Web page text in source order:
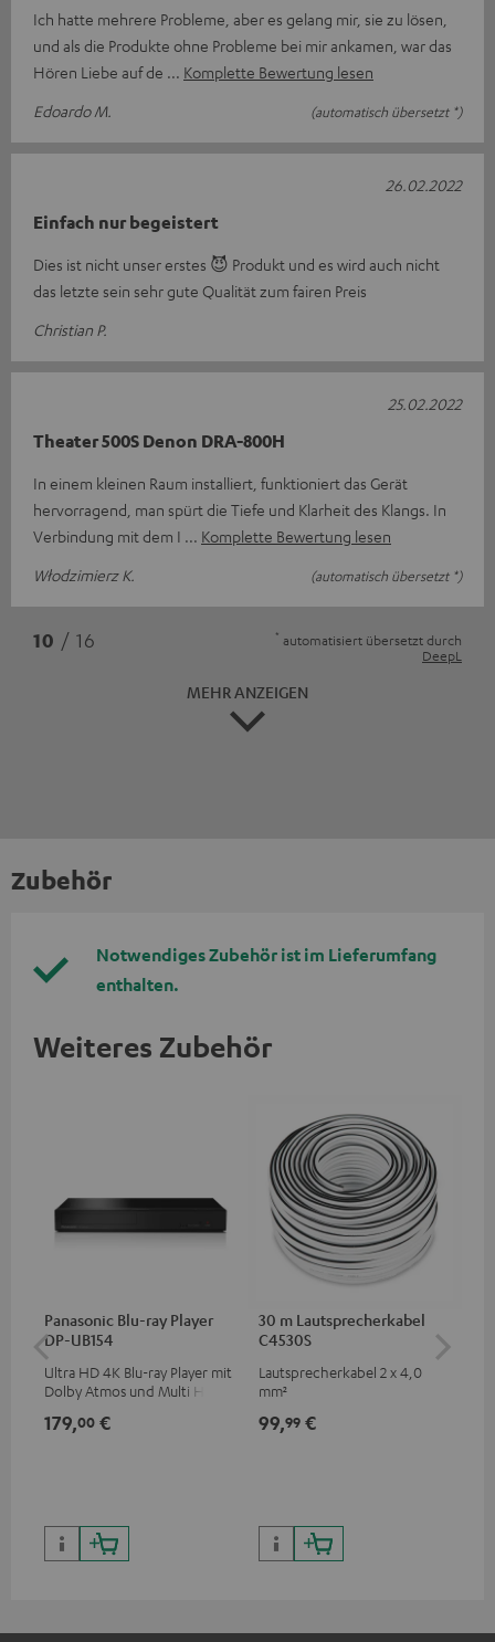
Ich hatte mehrere Probleme, aber es gelang mir, sie zu lösen,
und als die Produkte ohne Probleme bei mir ankamen, war das
Hören Liebe auf de
Komplette Bewertung lesen
Edoardo M.
(automatisch übersetzt *)
Einfach nur begeistert
Dies ist nicht unser erstes 😈 Produkt und es wird auch nicht
das letzte sein sehr gute Qualität zum fairen Preis
Christian P.
26.02.2022
Theater 500S Denon DRA-800H
In einem kleinen Raum installiert, funktioniert das Gerät
hervorragend, man spürt die Tiefe und Klarheit des Klangs. In
Verbindung mit dem I
Komplette Bewertung lesen
Włodzimierz K.
(automatisch übersetzt *)
25.02.2022
10 / 16 * automatisiert übersetzt durch
DeepL
MEHR ANZEIGEN
Zubehör
Notwendiges Zubehör ist im Lieferumfang
enthalten.
Weiteres Zubehör
Panasonic Blu-ray Player
DP-UB154
Ultra HD 4K Blu-ray Player mit
Dolby Atmos und Multi HDR-
HDR10+ für eine überragende
179,00 €
30 m Lautsprecherkabel
C4530S
Lautsprecherkabel 2 x 4,0
mm²
99,99 €